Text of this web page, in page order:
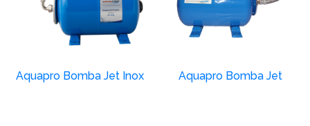
Aquapro Bomba Jet Inox Aquapro Bomba Jet